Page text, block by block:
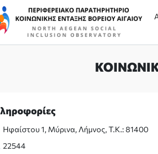
Ηφαίστου 1, Μύρινα, Λήμνος, Τ.Κ.: 81400
22544